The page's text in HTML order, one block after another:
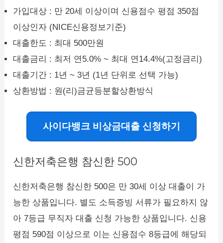
가입대상 : 만 20세 이상이며 신용점수 평점 350점
이상인자 (NICE신용정보기준)
대출한도 : 최대 500만원
대출금리 : 최저 연5.0% ~ 최대 연14.4%(고정금리)
대출기간 : 1년 ~ 3년 (1년 단위로 선택 가능)
상환방법 : 원(리)금균등분할상환방식
사이다뱅크 비상금대출 신청하기
신한저축은행 참신한 500
신한저축은행 참신한 500은 만 30세 이상 대출이 가
능한 상품입니다. 별도 소득증빙 서류가 필요하지 않
아 7등급 무직자 대출 신청 가능한 상품입니다. 신용
평점 590점 이상으로 이는 신용점수 8등급에 해당되